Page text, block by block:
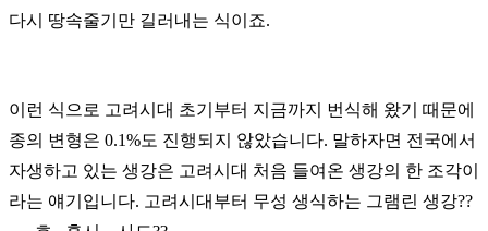
다시 땅속줄기만 길러내는 식이죠.
이런 식으로 고려시대 초기부터 지금까지 번식해 왔기 때문에
종의 변형은 0.1%도 진행되지 않았습니다. 말하자면 전국에서
자생하고 있는 생강은 고려시대 처음 들여온 생강의 한 조각이
라는 얘기입니다. 고려시대부터 무성 생식하는 그램린 생강??